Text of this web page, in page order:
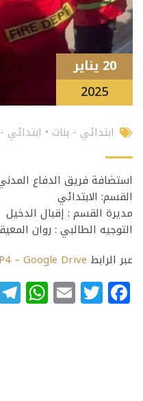
20 يناير
2025
ابتدائي - بنات • ابتدائي
استضافة فريق الدفاع
القسم: الابتدائي
مديرة القسم : إقبال الدخيل
التوجيه الطالبي : روان
عبر الرابط – Google Drive
Facebook
Twitter